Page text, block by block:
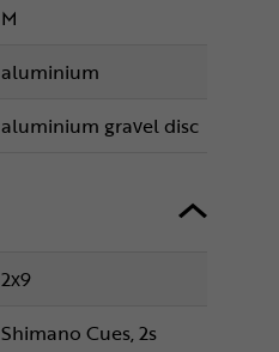
M
aluminium
aluminium gravel disc
2x9
Shimano Cues, 2s